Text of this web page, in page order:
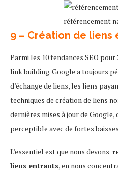
référencement
9 – Création de liens
Parmi les 10 tendances SEO
link building. Google a toujours
d’échange de liens, les liens
techniques de création de liens
dernières mises à jour de
perceptible avec de fortes
L’essentiel est que nous devons
liens entrants, en nous